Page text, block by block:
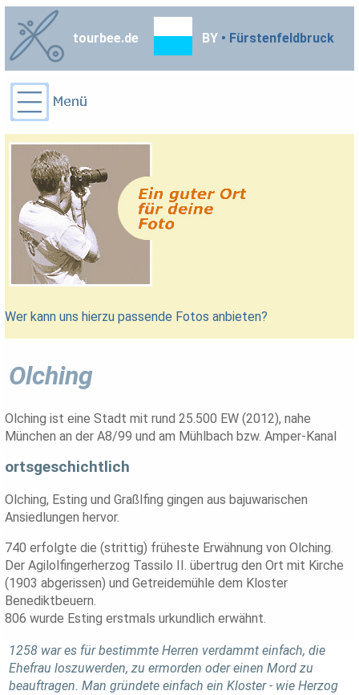
tourbee.de BY • Fürstenfeldbruck
Wer kann uns hierzu passende Fotos anbieten?
Olching
Olching ist eine Stadt mit rund 25.500 EW (2012), nahe
München an der A8/99 und am Mühlbach bzw. Amper-Kanal
ortsgeschichtlich
Olching, Esting und Graßlfing gingen aus bajuwarischen
Ansiedlungen hervor.
740 erfolgte die (strittig) früheste Erwähnung von Olching.
Der Agilolfingerherzog Tassilo II. übertrug den Ort mit Kirche
(1903 abgerissen) und Getreidemühle dem Kloster
Benediktbeuern.
806 wurde Esting erstmals urkundlich erwähnt.
1258 war es für bestimmte Herren verdammt einfach, die
Ehefrau loszuwerden, zu ermorden oder einen Mord zu
beauftragen. Man gründete einfach ein Kloster - wie Herzog